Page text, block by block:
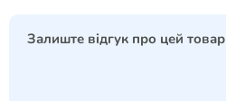
Залиште відгук про цей товар